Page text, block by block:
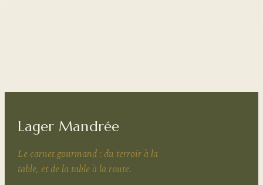
Lager Mandrée
Le carnet gourmand : du terroir à la
table, et de la table à la route.